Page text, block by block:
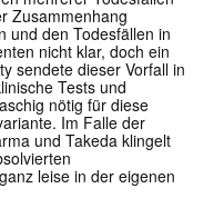
Zusammenhang
und den Todesfällen in
nicht klar, doch ein
sendete dieser Vorfall in
Tests und
nötig für diese
Im Falle der
und Takeda klingelt
leise in der eigenen